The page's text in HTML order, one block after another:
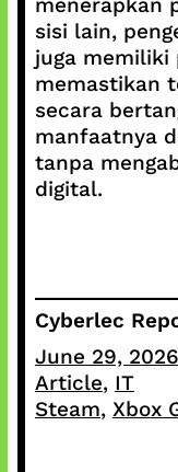
sisi lain,
juga memiliki
memastikan
secara
manfaatnya
tanpa
digital.
Cyberlec
June 29, 2026
Article, IT
Steam, Xbox